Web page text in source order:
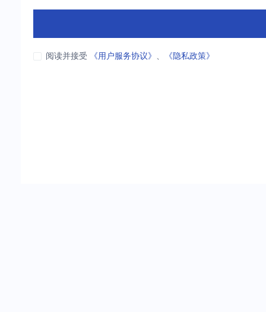
阅读并接受 《用户服务协议》 、 《隐私政策》